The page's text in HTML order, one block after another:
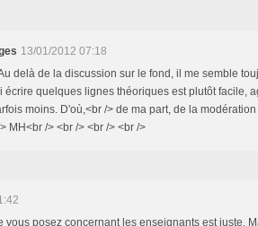
13/01/2012 07:18
delà de la discussion sur le fond, il me semble
écrire quelques lignes théoriques est plutôt facile,
moins. D'où,<br /> de ma part, de la
MH<br /> <br /> <br /> <br />
vous posez concernant les enseignants est juste.